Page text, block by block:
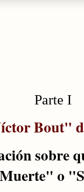
Parte I
Bout"
sobre
o